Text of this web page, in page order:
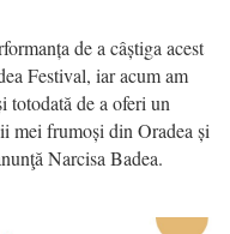
de a câștiga acest
Festival, iar acum am
totodată de a oferi un
mei frumoși din Oradea și
Narcisa Badea.